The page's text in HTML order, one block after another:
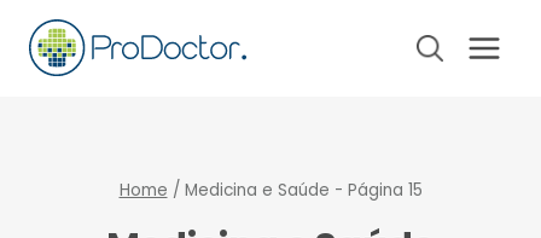
Pular
para
Home / Medicina e Saúde - Página 15